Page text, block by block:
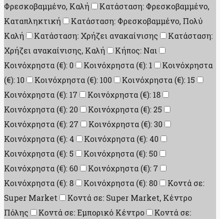
Φρεσκοβαμμένο, Καλή
Κατάσταση: Φρεσκοβαμμένο,
Καταπληκτική
Κατάσταση: Φρεσκοβαμμένο, Πολύ
Καλή
Κατάσταση: Χρήζει ανακαίνισης
Κατάσταση:
Χρήζει ανακαίνισης, Καλή
Κήπος: Ναι
Κοινόχρηστα (€): 0
Κοινόχρηστα (€): 1
Κοινόχρηστα
(€): 10
Κοινόχρηστα (€): 100
Κοινόχρηστα (€): 15
Κοινόχρηστα (€): 17
Κοινόχρηστα (€): 18
Κοινόχρηστα (€): 20
Κοινόχρηστα (€): 25
Κοινόχρηστα (€): 27
Κοινόχρηστα (€): 30
Κοινόχρηστα (€): 4
Κοινόχρηστα (€): 40
Κοινόχρηστα (€): 5
Κοινόχρηστα (€): 50
Κοινόχρηστα (€): 60
Κοινόχρηστα (€): 7
Κοινόχρηστα (€): 8
Κοινόχρηστα (€): 80
Κοντά σε:
Super Market
Κοντά σε: Super Market, Κέντρο
Πόλης
Κοντά σε: Εμπορικό Κέντρο
Κοντά σε: